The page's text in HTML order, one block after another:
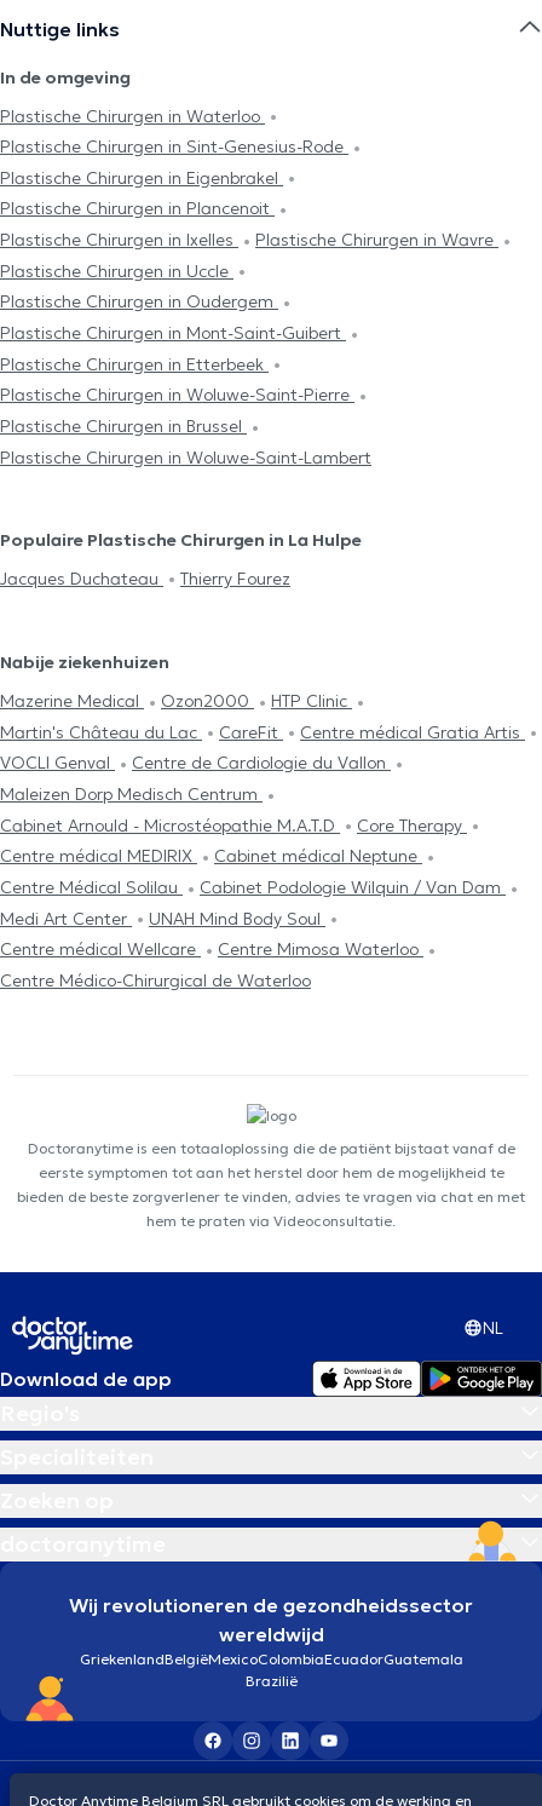
Nuttige links
In de omgeving
Plastische Chirurgen in Waterloo
Plastische Chirurgen in Sint-Genesius-Rode
Plastische Chirurgen in Eigenbrakel
Plastische Chirurgen in Plancenoit
Plastische Chirurgen in Ixelles
Plastische Chirurgen in Wavre
Plastische Chirurgen in Uccle
Plastische Chirurgen in Oudergem
Plastische Chirurgen in Mont-Saint-Guibert
Plastische Chirurgen in Etterbeek
Plastische Chirurgen in Woluwe-Saint-Pierre
Plastische Chirurgen in Brussel
Plastische Chirurgen in Woluwe-Saint-Lambert
Populaire Plastische Chirurgen in La Hulpe
Jacques Duchateau
Thierry Fourez
Nabije ziekenhuizen
Mazerine Medical
Ozon2000
HTP Clinic
Martin's Château du Lac
CareFit
Centre médical Gratia Artis
VOCLI Genval
Centre de Cardiologie du Vallon
Maleizen Dorp Medisch Centrum
Cabinet Arnould - Microstéopathie M.A.T.D
Core Therapy
Centre médical MEDIRIX
Cabinet médical Neptune
Centre Médical Solilau
Cabinet Podologie Wilquin / Van Dam
Medi Art Center
UNAH Mind Body Soul
Centre médical Wellcare
Centre Mimosa Waterloo
Centre Médico-Chirurgical de Waterloo
Doctoranytime is een totaaloplossing die de patiënt bijstaat vanaf de
eerste symptomen tot aan het herstel door hem de mogelijkheid te
bieden de beste zorgverlener te vinden, advies te vragen via chat en met
hem te praten via Videoconsultatie.
NL
Download de app
Wij revolutioneren de gezondheidssector
wereldwijd
GriekenlandBelgiëMexicoColombiaEcuadorGuatemala
Brazilië
Doctor Anytime Belgium SRL gebruikt cookies om de werking en